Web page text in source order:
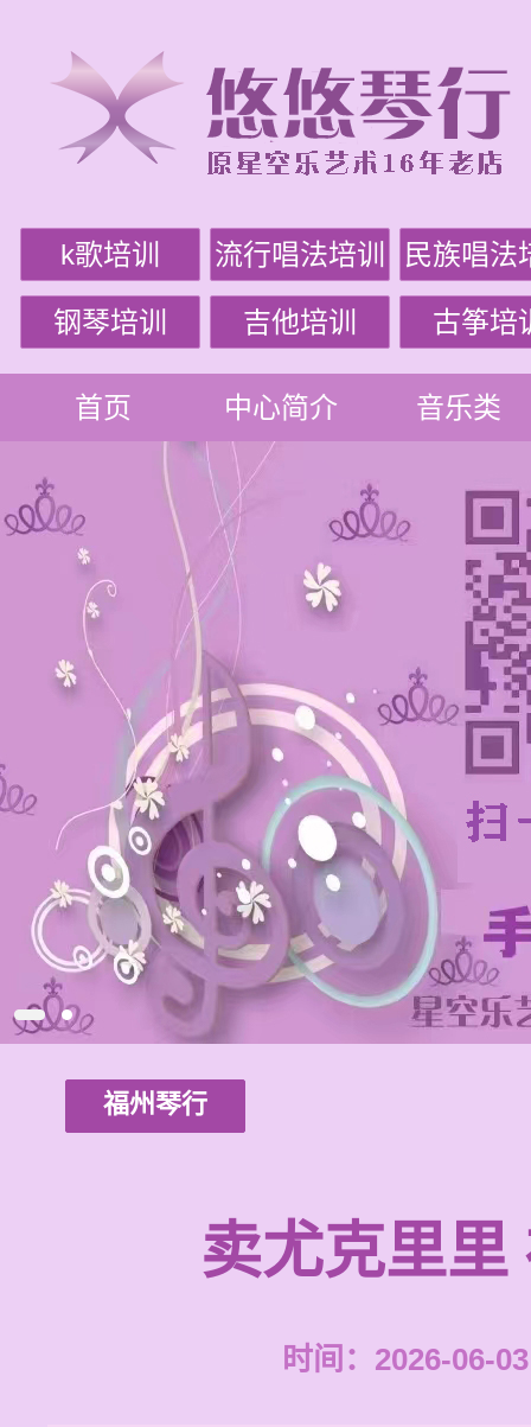
k歌培训 流行唱法培训 民族唱法
钢琴培训 吉他培训 古筝培
首页 中心简介 音乐类
福州琴行
卖尤克里里
时间：2026-06-